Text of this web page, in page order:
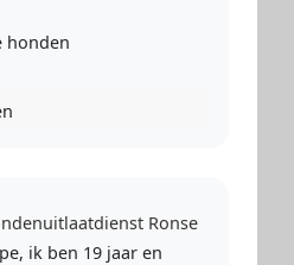
graag mee gaan
honden
Ronse
ik ben 19 jaar en